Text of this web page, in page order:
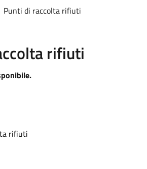
Punti di raccolta rifiuti
rifiuti
rifiuti